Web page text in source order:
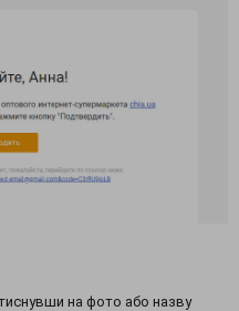
на фото або назву